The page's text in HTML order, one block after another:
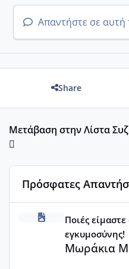
Απαντήστε σε αυτή
Share
Μετάβαση στην Λίστα
Πρόσφατες
Μωράκια Μαρτίου 2026
Ποιές
εγκυμοσύνης!
Μωράκια